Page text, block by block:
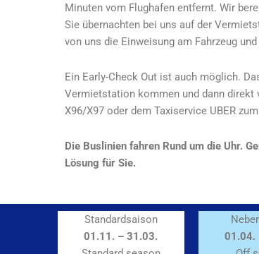
Minuten vom Flughafen entfernt. Wir
Sie übernachten bei uns auf der
von uns die Einweisung am Fahrzeug
Ein Early-Check Out ist auch möglich.
Vermietstation kommen und dann
X96/X97 oder dem Taxiservice UBER
Die Buslinien fahren Rund um die Uhr.
Lösung für Sie.
Standardsaison
01.11. – 31.03.
01.04.